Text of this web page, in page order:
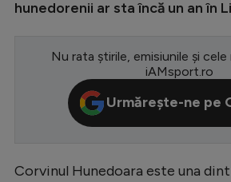
Bundesliga
Ligue 1
Campionate
EURO 2024
hunedorenii ar sta încă un an în
Nu rata știrile, emisiunile și cele
iAMsport.ro
Urmărește-ne pe
Corvinul Hunedoara este una